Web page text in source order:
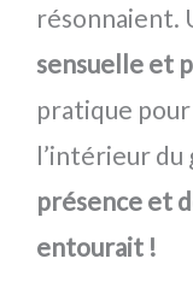
résonnaient.
sensuelle et
pratique
l’intérieur du
présence et
entourait !